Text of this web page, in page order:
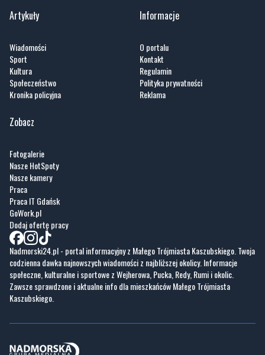
Sport
Społeczeństwo
Kronika policyjna
Kontakt
Polityka prywatności
Reklama
Zobacz
Nasze HotSpoty
Praca
Praca IT Gdańsk
GoWork.pl
Dodaj ofertę pracy
Nadmorski24.pl - portal informacyjny z Małego Trójmiasta Kaszubskiego. Twoja
codzienna dawka najnowszych wiadomości z najbliższej okolicy. Informacje
społeczne, kulturalne i sportowe z Wejherowa, Pucka, Redy, Rumi i okolic.
Zawsze sprawdzone i aktualne info dla mieszkańców Małego Trójmiasta
Kaszubskiego.